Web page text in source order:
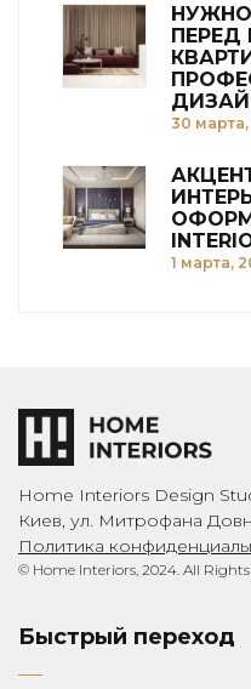
30
1 марта,
Home Interiors Design
Киев, ул. Митрофана
Политика
© Home Interiors, 2024. All Rights
Быстрый переход